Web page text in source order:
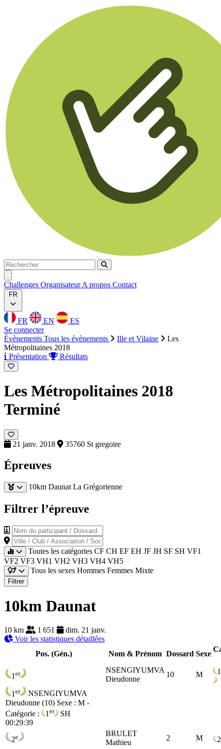
Rechercher
Rechercher
Challenges OrganisateurA propos Contact
FR
FR EN
ES
Se connecter
Évènements Tous les évènements Ille et Vilaine
Les
Métropolitaines 2018
Présentation
Résultats
Les Métropolitaines 2018
Terminé
21 janv. 2018 35760 St gregoire
Épreuves
10km Daunat La Grégorienne
Filtrer l’épreuve
Nom du participant / Dossard
Ville / Club / Association / Société
Toutes les catégories CF CH EF EH JF JH SF SH VF1
VF2 VF3 VH1 VH2 VH3 VH4 VH5
Tous les sexes Hommes Femmes Mixte
Filtrer
10km Daunat
10 km 1 651
dim. 21 janv.
Voir les statistiques détaillées
Pos. (Gén.)
Nom & Prénom Dossard Sexe
1 er
NSENGIYUMVA
Dieudonne
10 M 1
1 er
NSENGIYUMVA
Dieudonne (10) Sexe : M -
Catégorie :
1 er
SH
00:29:39
2e
BRULET
Mathieu
2 M 2